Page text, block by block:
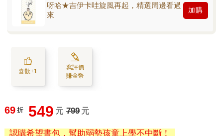
呀哈★吉伊卡哇旋風再起，精選周邊看過
來
加購
喜歡+1
寫評價
賺金幣
69 折 549 元 799 元
認購希望書包，幫助弱勢孩童上學不中斷！